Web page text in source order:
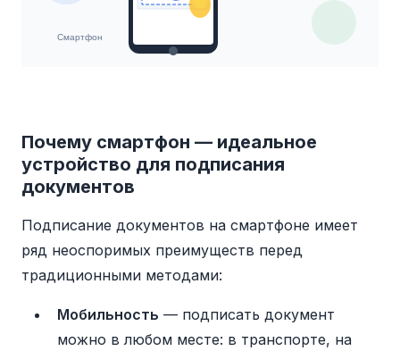
Смартфон
Почему смартфон — идеальное
устройство для подписания
документов
Подписание документов на смартфоне имеет
ряд неоспоримых преимуществ перед
традиционными методами:
Мобильность — подписать документ
можно в любом месте: в транспорте, на